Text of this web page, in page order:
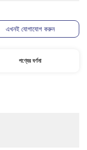
এখনই যোগাযোগ করুন
পণ্যের বর্ণনা